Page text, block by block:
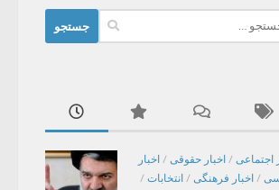
اجتماعی / اخبار حقوقی / اخبار
/ اخبار فرهنگی / انتخابات /